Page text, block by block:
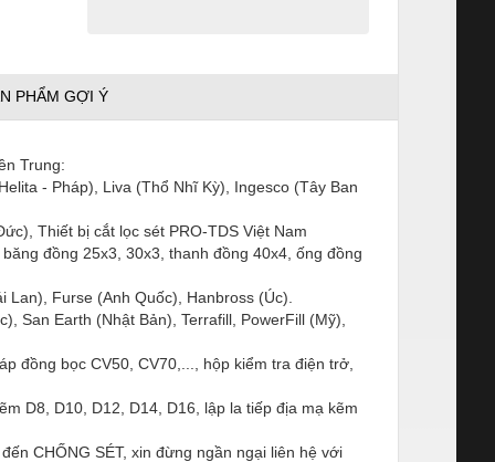
PHẨM GỢI Ý
Trung:
- Pháp), Liva (Thổ Nhĩ Kỳ), Ingesco (Tây Ban
Thiết bị cắt lọc sét PRO-TDS Việt Nam
đồng 25x3, 30x3, thanh đồng 40x4, ống đồng
Furse (Anh Quốc), Hanbross (Úc).
San Earth (Nhật Bản), Terrafill, PowerFill (Mỹ),
đồng bọc CV50, CV70,..., hộp kiểm tra điện trở,
D8, D10, D12, D14, D16, lập la tiếp địa mạ kẽm
CHỐNG SÉT, xin đừng ngần ngại liên hệ với